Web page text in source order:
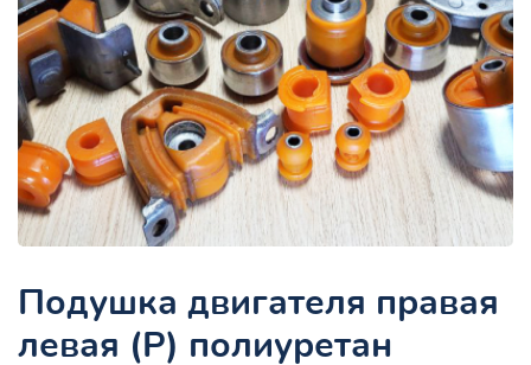
Подушка двигателя правая
левая (Р) полиуретан